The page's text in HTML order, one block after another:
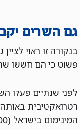
גם השרים
בנקודה זו ראוי
פשוט כי הם חששו
לפני שנתיים פעלו
המינימום בישראל (5,300 שקל), יחד עם הצמדה דומה – לשכר הממוצע.